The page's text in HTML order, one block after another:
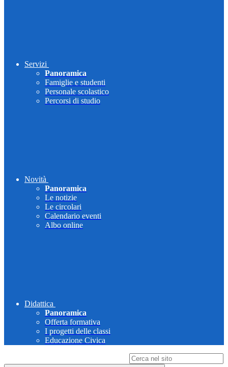
Servizi
Panoramica
Famiglie e studenti
Personale scolastico
Percorsi di studio
Novità
Panoramica
Le notizie
Le circolari
Calendario eventi
Albo online
Didattica
Panoramica
Offerta formativa
I progetti delle classi
Educazione Civica